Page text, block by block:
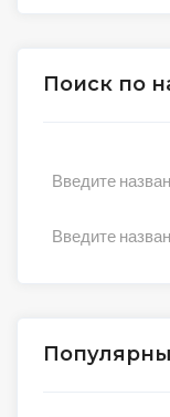
Поиск по
Введите
Введите